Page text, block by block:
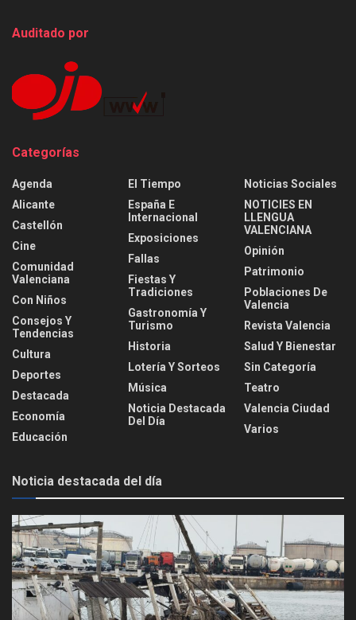
Auditado por
Categorías
Agenda
Alicante
Castellón
Cine
Comunidad
Valenciana
Con Niños
Consejos Y
Tendencias
Cultura
Deportes
Destacada
Economía
Educación
El Tiempo
España E
Internacional
Exposiciones
Fallas
Fiestas Y
Tradiciones
Gastronomía Y
Turismo
Historia
Lotería Y Sorteos
Música
Noticia Destacada
Del Día
Noticias Sociales
NOTICIES EN
LLENGUA
VALENCIANA
Opinión
Patrimonio
Poblaciones De
Valencia
Revista Valencia
Salud Y Bienestar
Sin Categoría
Teatro
Valencia Ciudad
Varios
Noticia destacada del día